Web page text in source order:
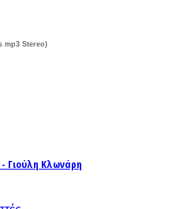
mp3 Stereo)
Γιούλη Κλωνάρη